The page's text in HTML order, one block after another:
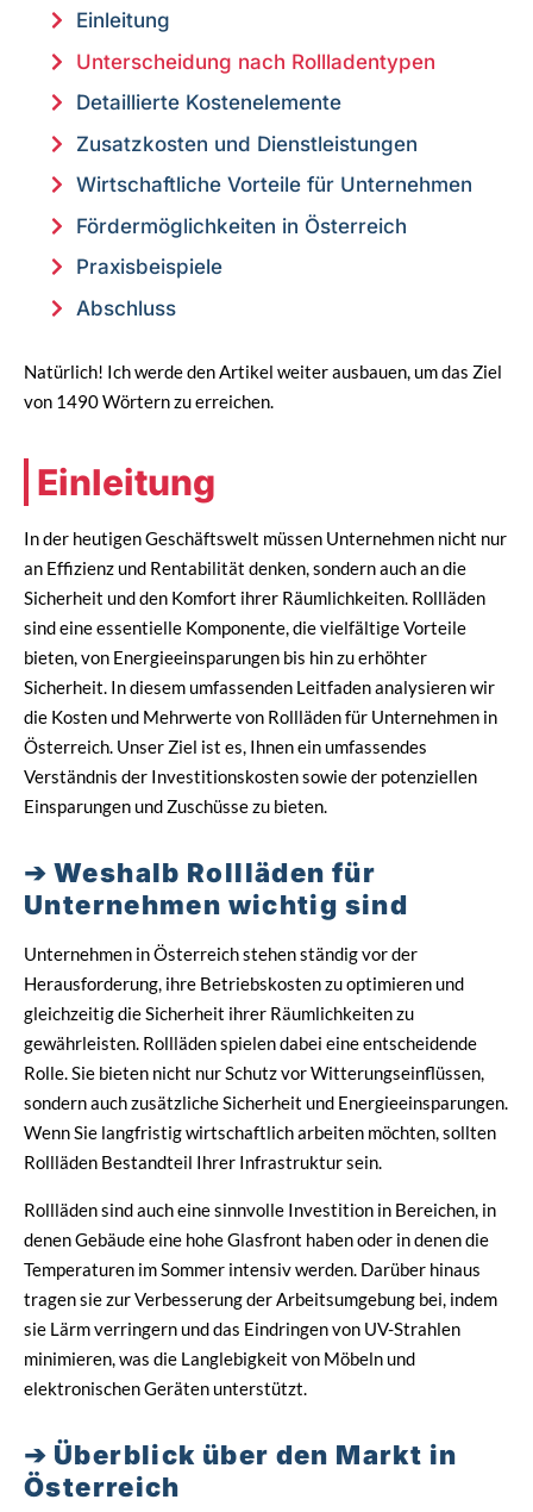
Einleitung
Unterscheidung nach Rollladentypen
Detaillierte Kostenelemente
Zusatzkosten und Dienstleistungen
Wirtschaftliche Vorteile für Unternehmen
Fördermöglichkeiten in Österreich
Praxisbeispiele
Abschluss
Natürlich! Ich werde den Artikel weiter ausbauen, um das Ziel
von 1490 Wörtern zu erreichen.
Einleitung
In der heutigen Geschäftswelt müssen Unternehmen nicht nur
an Effizienz und Rentabilität denken, sondern auch an die
Sicherheit und den Komfort ihrer Räumlichkeiten. Rollläden
sind eine essentielle Komponente, die vielfältige Vorteile
bieten, von Energieeinsparungen bis hin zu erhöhter
Sicherheit. In diesem umfassenden Leitfaden analysieren wir
die Kosten und Mehrwerte von Rollläden für Unternehmen in
Österreich. Unser Ziel ist es, Ihnen ein umfassendes
Verständnis der Investitionskosten sowie der potenziellen
Einsparungen und Zuschüsse zu bieten.
Weshalb Rollläden für
Unternehmen wichtig sind
Unternehmen in Österreich stehen ständig vor der
Herausforderung, ihre Betriebskosten zu optimieren und
gleichzeitig die Sicherheit ihrer Räumlichkeiten zu
gewährleisten. Rollläden spielen dabei eine entscheidende
Rolle. Sie bieten nicht nur Schutz vor Witterungseinflüssen,
sondern auch zusätzliche Sicherheit und Energieeinsparungen.
Wenn Sie langfristig wirtschaftlich arbeiten möchten, sollten
Rollläden Bestandteil Ihrer Infrastruktur sein.
Rollläden sind auch eine sinnvolle Investition in Bereichen, in
denen Gebäude eine hohe Glasfront haben oder in denen die
Temperaturen im Sommer intensiv werden. Darüber hinaus
tragen sie zur Verbesserung der Arbeitsumgebung bei, indem
sie Lärm verringern und das Eindringen von UV-Strahlen
minimieren, was die Langlebigkeit von Möbeln und
elektronischen Geräten unterstützt.
Überblick über den Markt in
Österreich